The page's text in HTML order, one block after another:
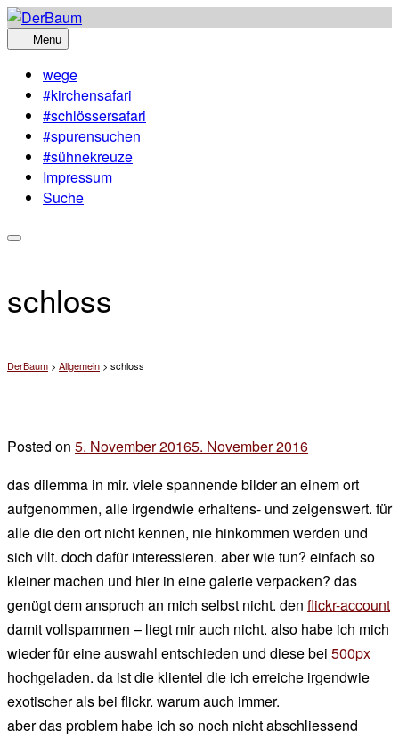
Skip
to
Menu
wege
#kirchensafari
#schlössersafari
#spurensuchen
#sühnekreuze
Impressum
Suche
schloss
DerBaum > Allgemein > schloss
Posted on 5. November 20165. November 2016
chef
das dilemma in mir. viele spannende bilder an einem ort
aufgenommen, alle irgendwie erhaltens- und zeigenswert. für
alle die den ort nicht kennen, nie hinkommen werden und
sich vllt. doch dafür interessieren. aber wie tun? einfach so
kleiner machen und hier in eine galerie verpacken? das
genügt dem anspruch an mich selbst nicht. den flickr-account
damit vollspammen – liegt mir auch nicht. also habe ich mich
wieder für eine auswahl entschieden und diese bei 500px
hochgeladen. da ist die klientel die ich erreiche irgendwie
exotischer als bei flickr. warum auch immer.
aber das problem habe ich so noch nicht abschliessend